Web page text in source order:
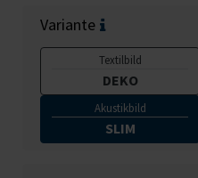
Variante
Textilbild
DEKO
Akustikbild
SLIM